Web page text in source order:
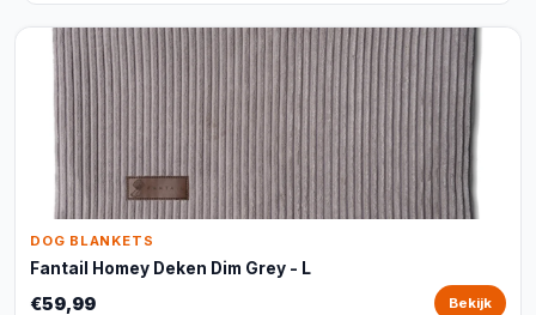
DOG BLANKETS
Fantail Homey Deken Dim Grey - L
€59,99 Bekijk